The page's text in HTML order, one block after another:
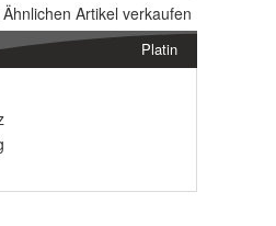
Ähnlichen Artikel verkaufen
Platin